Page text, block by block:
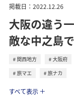
掲載日：2022.12.26
大阪の違う
敵な中之島
関西地方 大阪府
旅マエ
旅ナカ
トラベル
すべて表示